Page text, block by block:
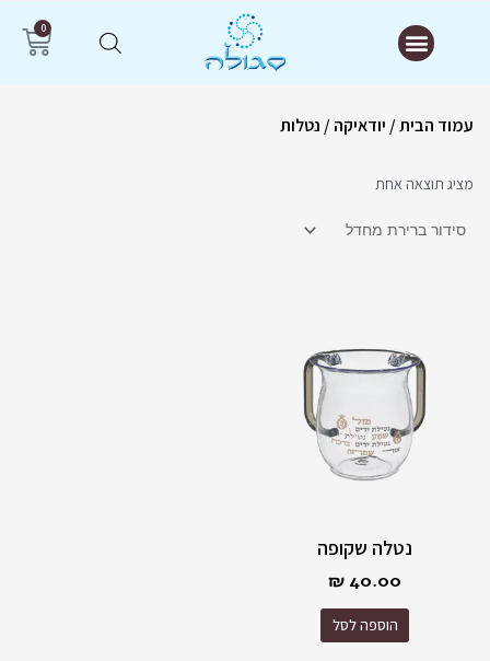
תפריט 0
עמוד הבית/יודאיקה/ נטלות
מציג תוצאה אחת
נטלה שקופה
40.00
₪
הוספה לסל